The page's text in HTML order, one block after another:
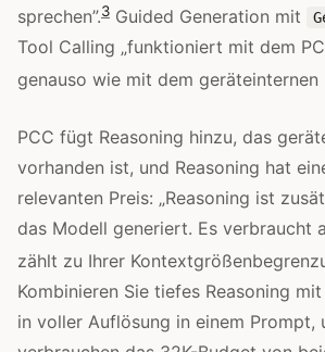
sprechen”.3 Guided Generation mit
Tool Calling „funktioniert mit dem
genauso wie mit dem geräteinternen
PCC fügt Reasoning hinzu, das
vorhanden ist, und Reasoning hat
relevanten Preis: „Reasoning ist
das Modell generiert. Es verbraucht
zählt zu Ihrer
Kombinieren Sie tiefes Reasoning
in voller Auflösung in einem Prompt,